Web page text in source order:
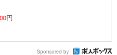
円
Sponsored by